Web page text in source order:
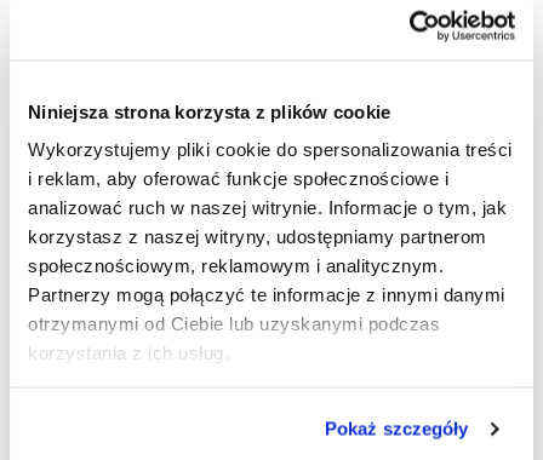
Niniejsza strona korzysta z plików cookie
Wykorzystujemy pliki cookie do spersonalizowania treści
i reklam, aby oferować funkcje społecznościowe i
analizować ruch w naszej witrynie. Informacje o tym, jak
korzystasz z naszej witryny, udostępniamy partnerom
społecznościowym, reklamowym i analitycznym.
Partnerzy mogą połączyć te informacje z innymi danymi
otrzymanymi od Ciebie lub uzyskanymi podczas
korzystania z ich usług.
Pokaż szczegóły
Product temporarily unavailable
biuro@emtigo.pl 797-616-870
Graphic design